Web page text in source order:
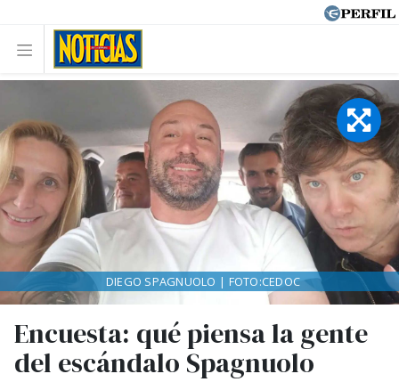
Encuesta: qué piensa la gente
del escándalo Spagnuolo
DIEGO SPAGNUOLO | FOTO:CEDOC